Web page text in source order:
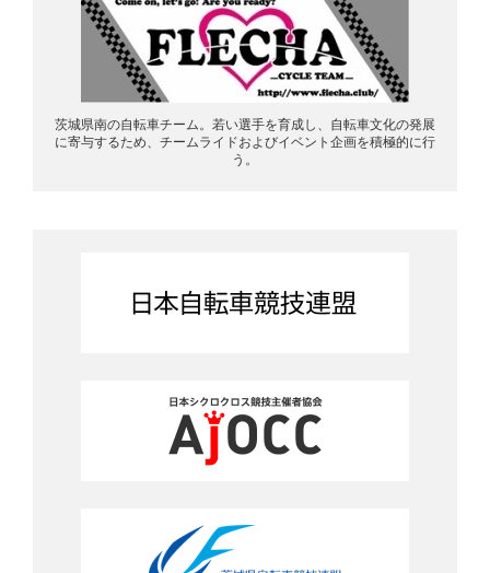
茨城県南の自転車チーム。若い選手を育成し、自転車文化の発展
に寄与するため、チームライドおよびイベント企画を積極的に行
う。